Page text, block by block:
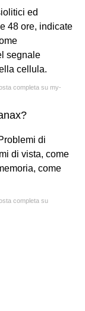
ed
48 ore, indicate
segnale
cellula.
completa su my-
di
di vista, come
come
completa su